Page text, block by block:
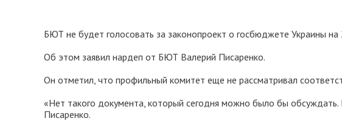
БЮТ не будет голосовать за законопроект о госбюджете Украины на
Об этом заявил нардеп от БЮТ Валерий Писаренко.
Он отметил, что профильный комитет еще не рассматривал
«Нет такого документа, который сегодня можно было бы обсуждать.
Писаренко.